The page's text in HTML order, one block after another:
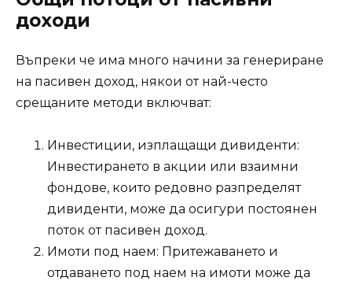
доходи
Въпреки че има много начини за генериране
на пасивен доход, някои от най-често
срещаните методи включват:
Инвестиции, изплащащи дивиденти:
Инвестирането в акции или взаимни
фондове, които редовно разпределят
дивиденти, може да осигури постоянен
поток от пасивен доход.
Имоти под наем: Притежаването и
отдаването под наем на имоти може да